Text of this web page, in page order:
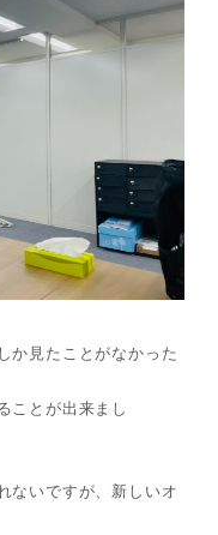
か見たことがなかった
ことが出来まし
ないですが、新しいオ